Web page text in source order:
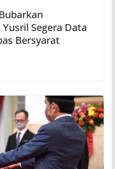
Segera Data
Bersyarat